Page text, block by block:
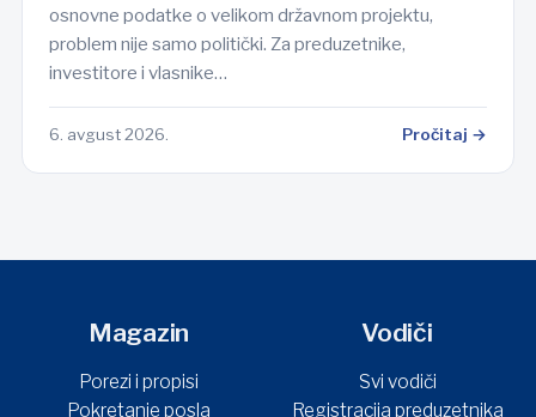
osnovne podatke o velikom državnom projektu,
problem nije samo politički. Za preduzetnike,
investitore i vlasnike…
6. avgust 2026. Pročitaj →
Magazin
Porezi i propisi
Pokretanje posla
Vodiči
Svi vodiči
Registracija preduzetnika